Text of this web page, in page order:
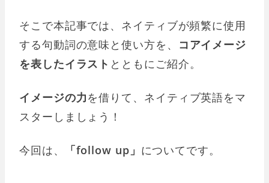
そこで本記事では、ネイティブが頻繁に使用
する句動詞の意味と使い方を、 コアイメージ
を表したイラスト とともにご紹介。
イメージの力を借りて、ネイティブ英語をマ
スターしましょう！
今回は、 「follow up」 についてです。